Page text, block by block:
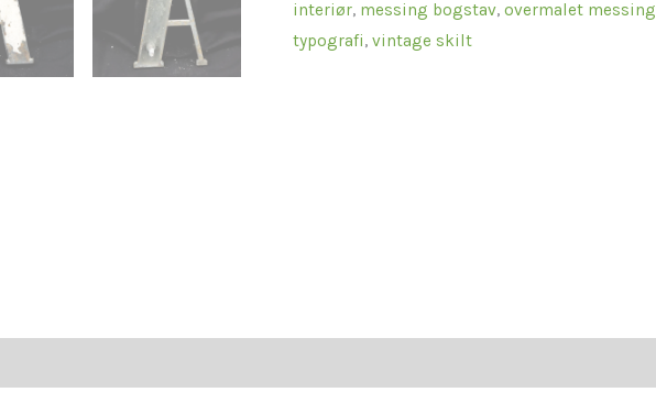
interiør, messing bogstav,overmalet messing
typografi,vintage skilt